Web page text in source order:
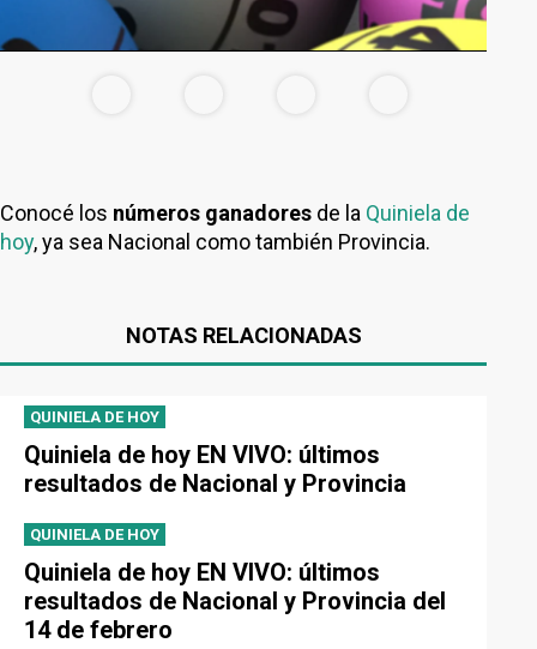
Conocé los números ganadores de la Quiniela de
hoy, ya sea Nacional como también Provincia.
NOTAS RELACIONADAS
QUINIELA DE HOY
Quiniela de hoy EN VIVO: últimos
resultados de Nacional y Provincia
QUINIELA DE HOY
Quiniela de hoy EN VIVO: últimos
resultados de Nacional y Provincia del
14 de febrero